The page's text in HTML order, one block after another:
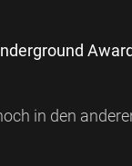
Award
in den